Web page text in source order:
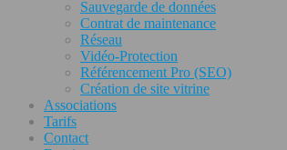
Sauvegarde de données
Contrat de maintenance
Réseau
Vidéo-Protection
Référencement Pro (SEO)
Création de site vitrine
Associations
Tarifs
Contact